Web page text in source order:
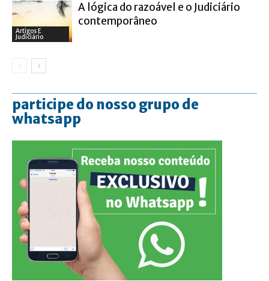
Artigos E
Judiciário
A lógica do razoável e o Judiciário
contemporâneo
participe do nosso grupo de
whatsapp